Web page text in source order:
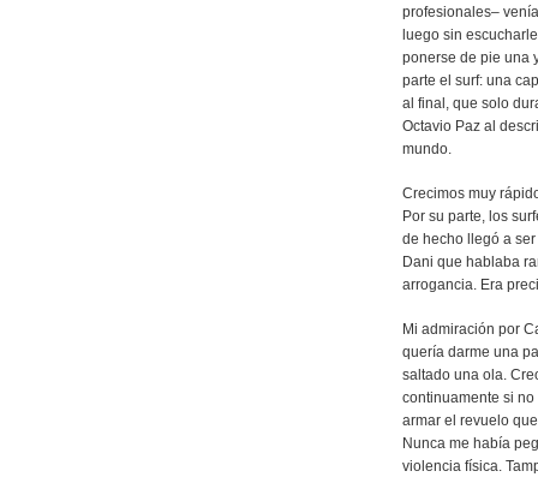
profesionales–
luego sin
ponerse de pie una
parte el surf: una
al final, que solo
Octavio Paz al
mundo.
Crecimos muy
Por su parte, los
de hecho llegó a
Dani que hablaba
arrogancia. Era
Mi admiración por
quería darme una
saltado una ola.
continuamente si
armar el revuelo
Nunca me había
violencia física.